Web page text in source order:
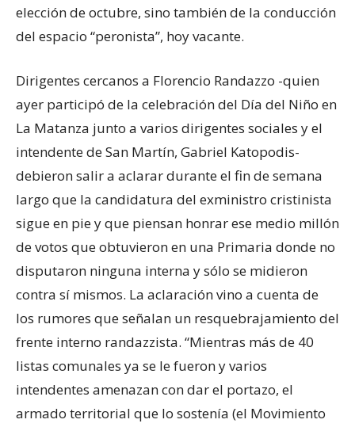
elección de octubre, sino también de la conducción
del espacio “peronista”, hoy vacante.
Dirigentes cercanos a Florencio Randazzo -quien
ayer participó de la celebración del Día del Niño en
La Matanza junto a varios dirigentes sociales y el
intendente de San Martín, Gabriel Katopodis-
debieron salir a aclarar durante el fin de semana
largo que la candidatura del exministro cristinista
sigue en pie y que piensan honrar ese medio millón
de votos que obtuvieron en una Primaria donde no
disputaron ninguna interna y sólo se midieron
contra sí mismos. La aclaración vino a cuenta de
los rumores que señalan un resquebrajamiento del
frente interno randazzista. “Mientras más de 40
listas comunales ya se le fueron y varios
intendentes amenazan con dar el portazo, el
armado territorial que lo sostenía (el Movimiento